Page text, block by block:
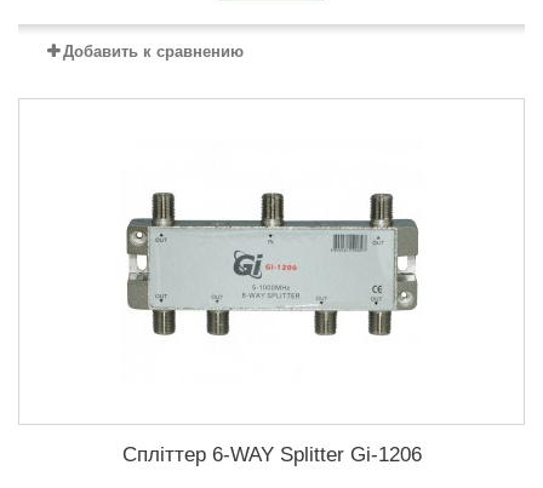
Добавить к сравнению
Спліттер 6-WAY Splitter Gi-1206